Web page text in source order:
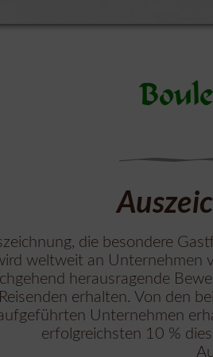
die besondere
weltweit an Unternehmen
herausragende
Reisenden erhalten. Von den
Unternehmen
erfolgreichsten 10 %